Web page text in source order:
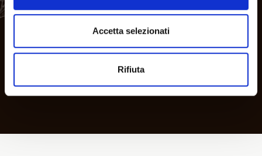
Accetta selezionati
Rifiuta